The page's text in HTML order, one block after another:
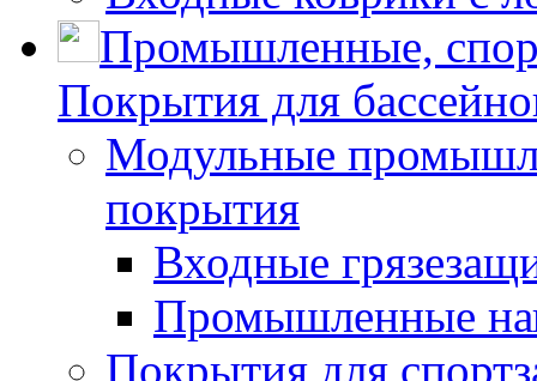
Промышленные,
Покрытия для
Модульные
покрытия
Входные
Промышленные
Покрытия для